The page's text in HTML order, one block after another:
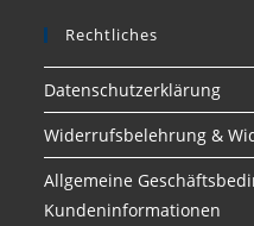
Rechtliches
Datenschutzerklärung
Widerrufsbelehrung &
Allgemeine
Kundeninformationen